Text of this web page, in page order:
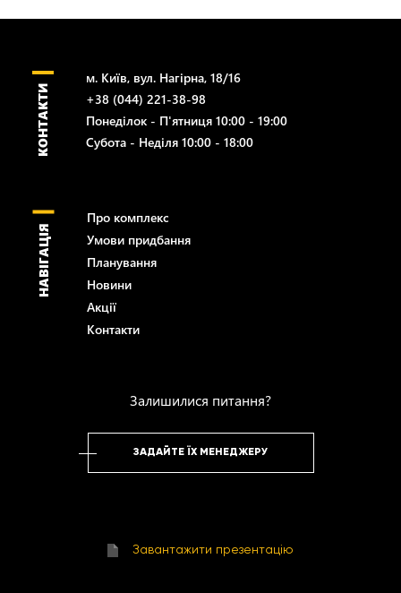
НАВІГАЦІЯ
Про комплекс
Умови придбання
Планування
Новини
Акції
Контакти
КОНТАКТИ
м. Київ, вул. Нагірна, 18/16
+38 (044) 221-38-98
Понеділок - П'ятниця 10:00 - 19:00
Субота - Неділя 10:00 - 18:00
Залишилися питання?
ЗАДАЙТЕ ЇХ МЕНЕДЖЕРУ
Завантажити презентацію